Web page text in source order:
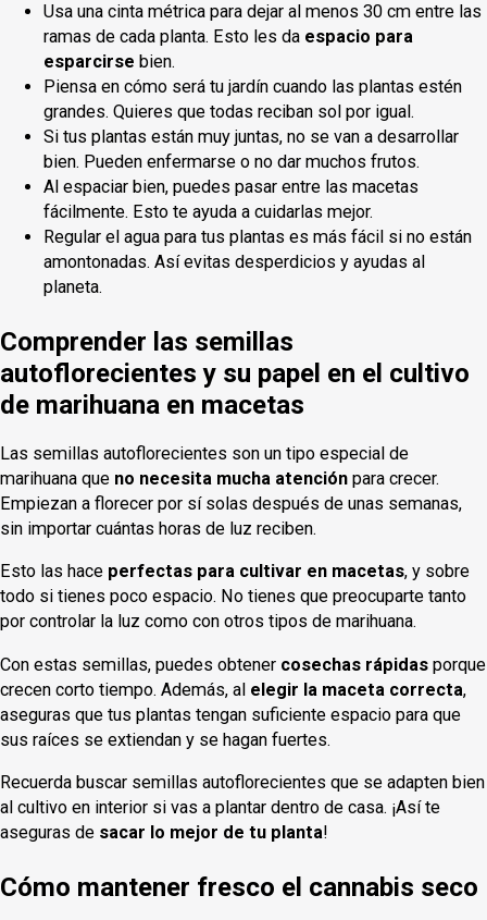
Usa una cinta métrica para dejar al menos 30 cm entre las
ramas de cada planta. Esto les da espacio para
esparcirse bien.
Piensa en cómo será tu jardín cuando las plantas estén
grandes. Quieres que todas reciban sol por igual.
Si tus plantas están muy juntas, no se van a desarrollar
bien. Pueden enfermarse o no dar muchos frutos.
Al espaciar bien, puedes pasar entre las macetas
fácilmente. Esto te ayuda a cuidarlas mejor.
Regular el agua para tus plantas es más fácil si no están
amontonadas. Así evitas desperdicios y ayudas al
planeta.
Comprender las semillas
autoflorecientes y su papel en el cultivo
de marihuana en macetas
Las semillas autoflorecientes son un tipo especial de
marihuana que no necesita mucha atención para crecer.
Empiezan a florecer por sí solas después de unas semanas,
sin importar cuántas horas de luz reciben.
Esto las hace perfectas para cultivar en macetas, y sobre
todo si tienes poco espacio. No tienes que preocuparte tanto
por controlar la luz como con otros tipos de marihuana.
Con estas semillas, puedes obtener cosechas rápidas porque
crecen corto tiempo. Además, al elegir la maceta correcta,
aseguras que tus plantas tengan suficiente espacio para que
sus raíces se extiendan y se hagan fuertes.
Recuerda buscar semillas autoflorecientes que se adapten bien
al cultivo en interior si vas a plantar dentro de casa. ¡Así te
aseguras de sacar lo mejor de tu planta!
Cómo mantener fresco el cannabis seco